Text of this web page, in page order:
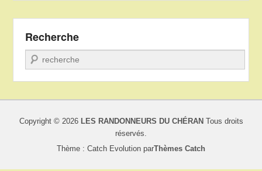
Recherche
Recherche
Copyright © 2026 LES RANDONNEURS DU CHÉRAN Tous droits
réservés.
Thème : Catch Evolution parThèmes Catch